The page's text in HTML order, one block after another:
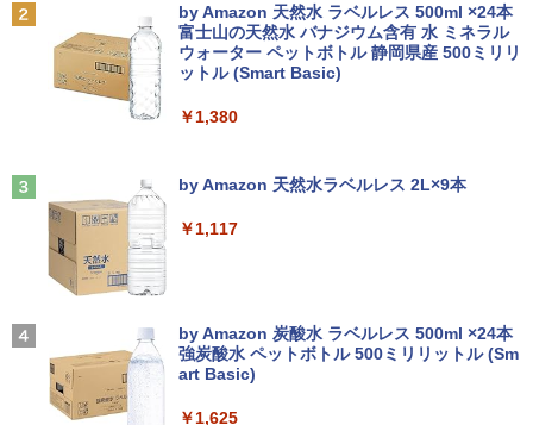
良品 15.6インチ HP Notebook 250G7 W
indows11 超高性能 第10世代Core i5-10
35G1 8GB 爆速NVMe式256GB-SSD カ
トパソコン 中古パソコン 中古PC】送料
35G1 8GB 爆速NVMe式256GB-SSD カ
メラ 無線 Office付き Win11【中古ノー
トパソコン 中古パソコン 中古PC】送料
も対応可能 Win10）
【エントリーでポイント100％還元チャ
ンス】GMKtec G10 ミニPC【AMD Ryz
en 5 3500U DDR4 16GB 512GB/256GB/
Windows11 Pro 8K/4K 3画面出力 LAN *
り高性能
￥61,999
型 デスクトップパソコン LN150W(Wind
ows 11 Pro/Intel Processor N150/メモ
リ 8GB/SSD 256GB/VESA) ミニPC LN1
＼500円OFFクーポンあり！／ モバイル
モニター 15.6インチ 1080PフルHD ディ
スプレイ VESA対応 コスパ デュアルモニ
ター サブモニター ゲーミングモニター
ートワーク IPS mini pc ミニPC 多デバ
￥9,480
パネル 178度 広角 高解像度目に優しいフ
リッカーフリー (PS5確認済み/HDMI/VG
A/3年保証)
￥9,980
宮脇 さき ]
￥1,980
ルスタンド付き特装版 （ビームコミック
ス） [ 和山 やま ]
Anker Soundcore P31i ブラック
￥5,990
ラック
￥14,990
レスイヤホン bluetooth イヤホン V12 小型
軽量 ブルートゥースHi-Fi 最大36時間再生 ぶ
るーとゅーす コードレス ENCノイズキャン
付き 防水 タッチ式音量調整 スポーツ/通勤/通
BRUCE WAYNE feat. Flo Milli, ATL Jacob
[Explicit]
￥250
￥250
by Amazon 天然水 ラベルレス 500ml ×24本
富士山の天然水 バナジウム含有 水 ミネラル
ウォーター ペットボトル 静岡県産 500ミリリ
ットル (Smart Basic)
￥1,380
by Amazon 天然水ラベルレス 2L×9本
￥1,117
by Amazon 炭酸水 ラベルレス 500ml ×24本
強炭酸水 ペットボトル 500ミリリットル (Sm
art Basic)
￥1,625